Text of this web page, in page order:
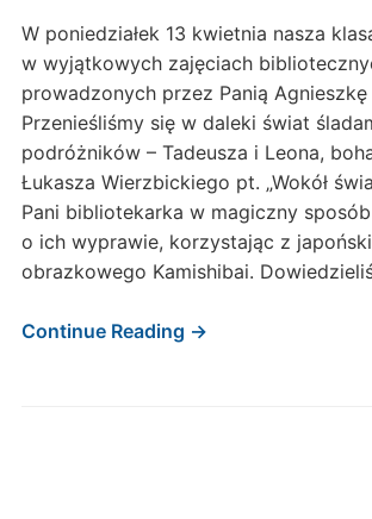
W poniedziałek 13 kwietnia nasza
w wyjątkowych zajęciach
prowadzonych przez Panią Agnieszkę
Przenieśliśmy się w daleki świat
podróżników – Tadeusza i Leona,
Łukasza Wierzbickiego pt. „Wokół
Pani bibliotekarka w magiczny
o ich wyprawie, korzystając z
obrazkowego Kamishibai.
Continue Reading →